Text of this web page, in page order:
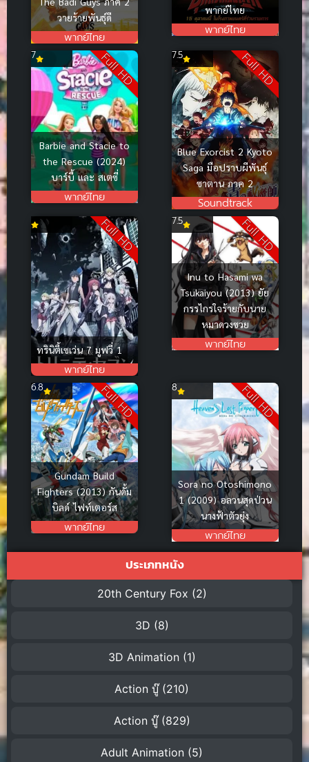
วายร้ายพันธุ์ดี
พากย์ไทย
พากย์ไทย
พากย์ไทย
Full HD
Barbie and Stacie to
the Rescue (2024)
บาร์บี้ และ สเตซี่
พากย์ไทย
7 Full HD
Blue Exorcist 2 Kyoto
Saga มือปราบผีพันธุ์
ซาตาน ภาค 2
Soundtrack
7.5
Full HD
ทรินิตี้เซเว่น 7 มูฟวี่ 1
พากย์ไทย
Full HD
Inu to Hasami wa
Tsukaiyou (2013) ยัย
กรรไกรใจร้ายกับนาย
หมาดวงซวย
พากย์ไทย
7.5
Full HD
Gundam Build
Fighters (2013) กันดั้ม
บิลด์ ไฟท์เตอร์ส
พากย์ไทย
6.8 Full HD
Sora no Otoshimono
1 (2009) อลวนสุดป่วน
นางฟ้าตัวยุ่ง
พากย์ไทย
8
ประเภทหนัง
20th Century Fox (2)
3D (8)
3D Animation (1)
Action บู๊(210)
Action บู๊(829)
Adult Animation (5)